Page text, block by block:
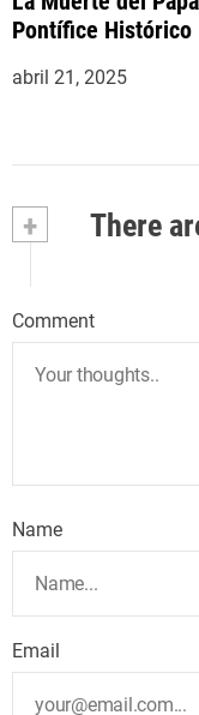
Pontífice Histórico
abril 21, 2025
+ There
Comment
Name
Email